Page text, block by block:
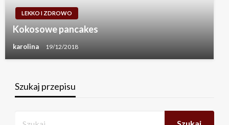
LEKKO I ZDROWO
Kokosowe pancakes
karolina 19/12/2018
Szukaj przepisu